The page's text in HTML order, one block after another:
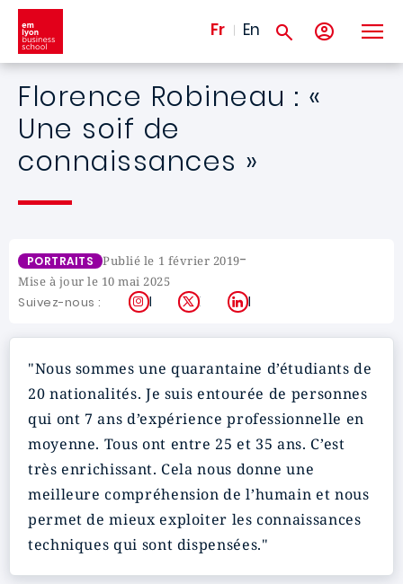
Aller au contenu principal
Fr En
Florence Robineau : «
Une soif de
connaissances »
PORTRAITS Publié le 1 février 2019-
Mise à jour le 10 mai 2025
Suivez-nous : Instagram
X LinkedIn
"Nous sommes une quarantaine d’étudiants de
20 nationalités. Je suis entourée de personnes
qui ont 7 ans d’expérience professionnelle en
moyenne. Tous ont entre 25 et 35 ans. C’est
très enrichissant. Cela nous donne une
meilleure compréhension de l’humain et nous
permet de mieux exploiter les connaissances
techniques qui sont dispensées."